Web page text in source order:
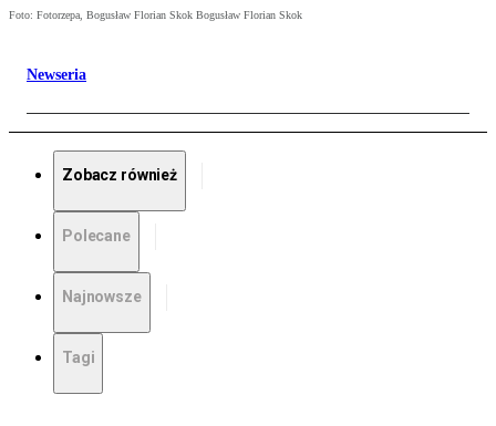
Foto: Fotorzepa, Bogusław Florian Skok Bogusław Florian Skok
Newseria
Zobacz również
Polecane
Najnowsze
Tagi